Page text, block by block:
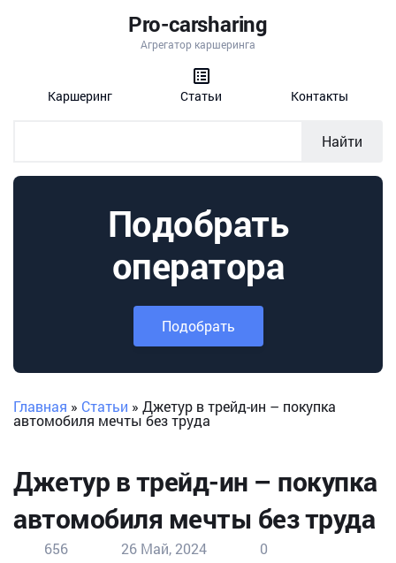
Pro-carsharing
Агрегатор каршеринга
Каршеринг Статьи Контакты
Найти
Подобрать
оператора
Подобрать
Главная » Статьи » Джетур в трейд-ин – покупка
автомобиля мечты без труда
Джетур в трейд-ин – покупка
автомобиля мечты без труда
656 26 Май, 2024 0